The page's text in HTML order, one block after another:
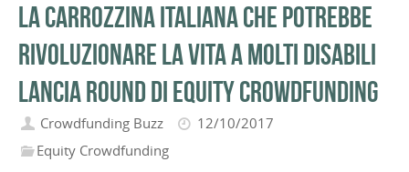
La carrozzina italiana che potrebbe
rivoluzionare la vita a molti disabili
lancia round di equity crowdfunding
Crowdfunding Buzz
12/10/2017
Equity Crowdfunding